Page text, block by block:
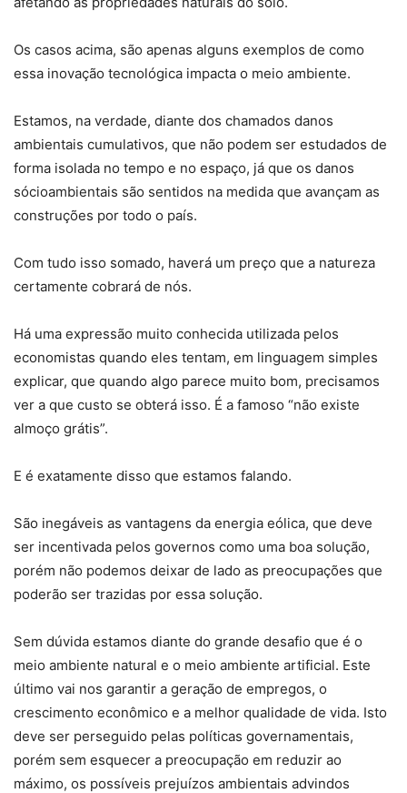
Os casos acima, são apenas alguns exemplos de como
essa inovação tecnológica impacta o meio ambiente.
Estamos, na verdade, diante dos chamados danos
ambientais cumulativos, que não podem ser estudados de
forma isolada no tempo e no espaço, já que os danos
sócioambientais são sentidos na medida que avançam as
construções por todo o país.
Com tudo isso somado, haverá um preço que a natureza
certamente cobrará de nós.
Há uma expressão muito conhecida utilizada pelos
economistas quando eles tentam, em linguagem simples
explicar, que quando algo parece muito bom, precisamos
ver a que custo se obterá isso. É a famoso “não existe
almoço grátis”.
E é exatamente disso que estamos falando.
São inegáveis as vantagens da energia eólica, que deve
ser incentivada pelos governos como uma boa solução,
porém não podemos deixar de lado as preocupações que
poderão ser trazidas por essa solução.
Sem dúvida estamos diante do grande desafio que é o
meio ambiente natural e o meio ambiente artificial. Este
último vai nos garantir a geração de empregos, o
crescimento econômico e a melhor qualidade de vida. Isto
deve ser perseguido pelas políticas governamentais,
porém sem esquecer a preocupação em reduzir ao
máximo, os possíveis prejuízos ambientais advindos